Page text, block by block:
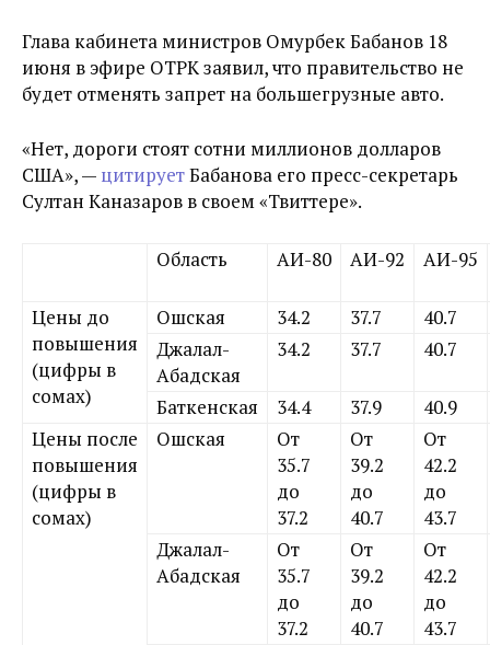
Глава кабинета министров Омурбек Бабанов 18
июня в эфире ОТРК заявил, что правительство не
будет отменять запрет на большегрузные авто.
«Нет, дороги стоят сотни миллионов долларов
США», — цитируетБабанова его пресс-секретарь
Султан Каназаров в своем «Твиттере».
Область АИ-80 АИ-92 АИ-95
Цены до
повышения
(цифры в
сомах)
Ошская 34.2 37.7
40.7
Джалал-
Абадская
34.2 37.7 40.7
Баткенская 34.4 37.9
40.9
Цены после
повышения
(цифры в
сомах)
Ошская
От
35.7
до
37.2
От
39.2
до
40.7
От
42.2
до
43.7
Джалал-
Абадская
От
35.7
до
37.2
От
39.2
до
40.7
От
42.2
до
43.7